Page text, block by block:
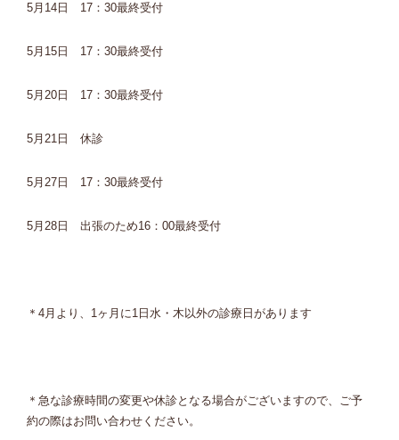
5月14日 17：30最終受付
5月15日 17：30最終受付
5月20日 17：30最終受付
5月21日 休診
5月27日 17：30最終受付
5月28日 出張のため16：00最終受付
＊4月より、1ヶ月に1日水・木以外の診療日があります
＊急な診療時間の変更や休診となる場合がございますので、ご予
約の際はお問い合わせください。